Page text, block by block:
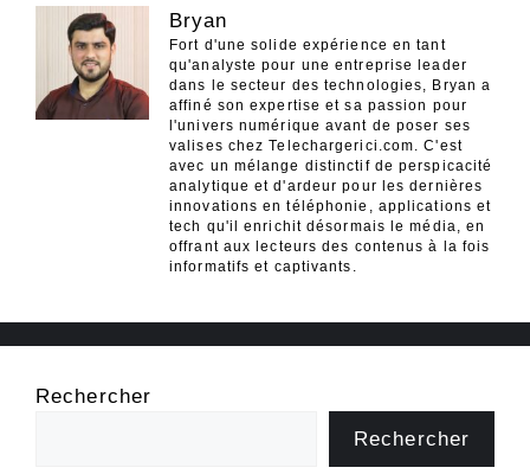
Bryan
Fort d'une solide expérience en tant
qu'analyste pour une entreprise leader
dans le secteur des technologies, Bryan a
affiné son expertise et sa passion pour
l'univers numérique avant de poser ses
valises chez Telechargerici.com. C'est
avec un mélange distinctif de perspicacité
analytique et d'ardeur pour les dernières
innovations en téléphonie, applications et
tech qu'il enrichit désormais le média, en
offrant aux lecteurs des contenus à la fois
informatifs et captivants.
Rechercher
Rechercher